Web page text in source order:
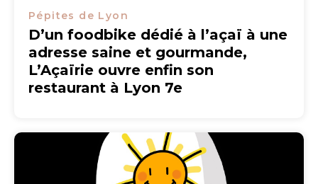
Pépites de Lyon
D’un foodbike dédié à l’açaï à une
adresse saine et gourmande,
L’Açaïrie ouvre enfin son
restaurant à Lyon 7e